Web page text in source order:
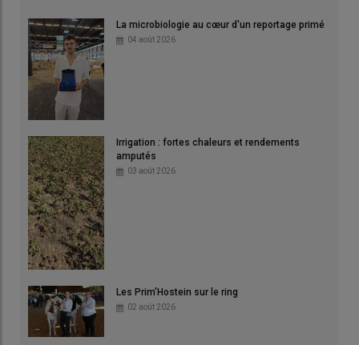
La microbiologie au cœur d'un reportage primé
04 août 2026
Irrigation : fortes chaleurs et rendements
amputés
03 août 2026
Les Prim'Hostein sur le ring
02 août 2026